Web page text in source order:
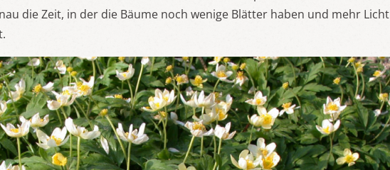
die Zeit, in der die Bäume noch wenige Blätter haben und mehr Licht